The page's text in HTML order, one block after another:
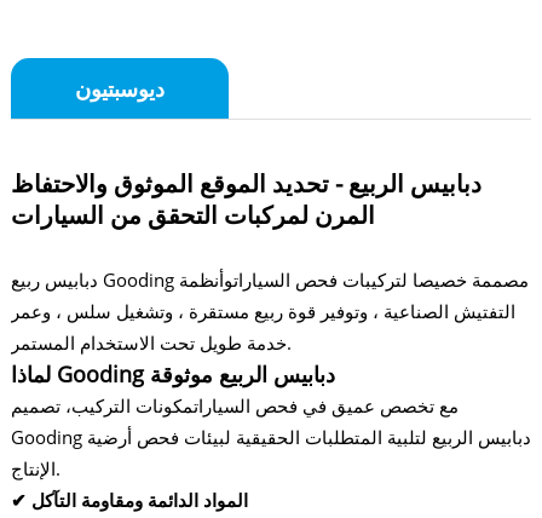
ديوسبتيون
دبابيس الربيع - تحديد الموقع الموثوق والاحتفاظ
المرن لمركبات التحقق من السيارات
دبابيس ربيع Gooding مصممة خصيصا لتركيبات فحص السياراتوأنظمة
التفتيش الصناعية ، وتوفير قوة ربيع مستقرة ، وتشغيل سلس ، وعمر
خدمة طويل تحت الاستخدام المستمر.
لماذا Gooding دبابيس الربيع موثوقة
مع تخصص عميق في فحص السياراتمكونات التركيب، تصميم
Gooding دبابيس الربيع لتلبية المتطلبات الحقيقية لبيئات فحص أرضية
الإنتاج.
✔ المواد الدائمة ومقاومة التآكل